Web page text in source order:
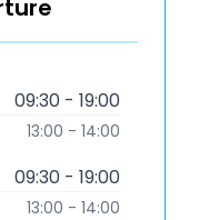
09:30 - 19:00
13:00 - 14:00
09:30 - 19:00
13:00 - 14:00